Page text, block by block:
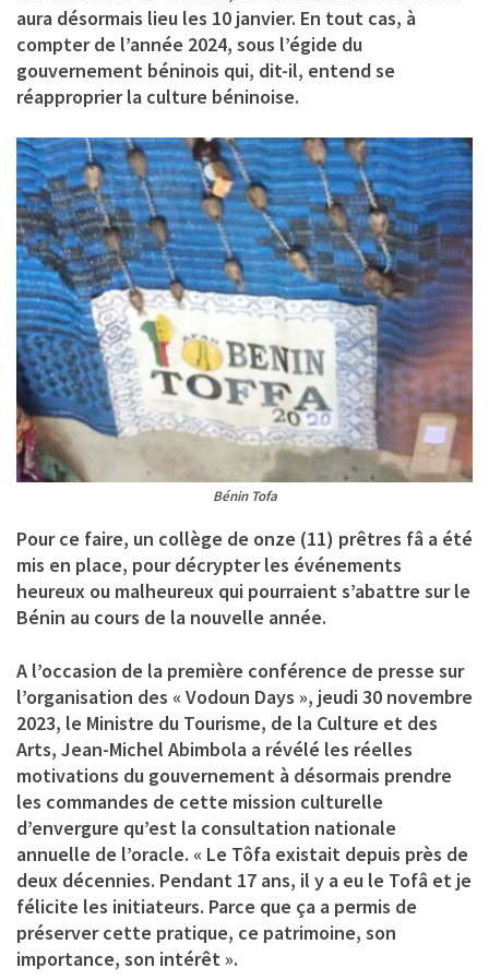
aura désormais lieu les 10 janvier. En tout cas, à
compter de l’année 2024, sous l’égide du
gouvernement béninois qui, dit-il, entend se
réapproprier la culture béninoise.
Bénin Tofa
Pour ce faire, un collège de onze (11) prêtres fâ a été
mis en place, pour décrypter les événements
heureux ou malheureux qui pourraient s’abattre sur le
Bénin au cours de la nouvelle année.
A l’occasion de la première conférence de presse sur
l’organisation des « Vodoun Days », jeudi 30 novembre
2023, le Ministre du Tourisme, de la Culture et des
Arts, Jean-Michel Abimbola a révélé les réelles
motivations du gouvernement à désormais prendre
les commandes de cette mission culturelle
d’envergure qu’est la consultation nationale
annuelle de l’oracle. « Le Tôfa existait depuis près de
deux décennies. Pendant 17 ans, il y a eu le Tofâ et je
félicite les initiateurs. Parce que ça a permis de
préserver cette pratique, ce patrimoine, son
importance, son intérêt ».